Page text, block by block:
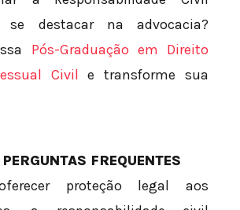
se destacar na advocacia?
Pós-Graduação em Direito
Civil e transforme sua
FREQUENTES
proteção legal aos